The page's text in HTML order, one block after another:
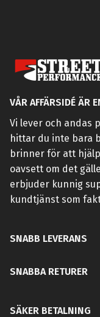
VÅR AFFÄRSIDÉ ÄR
Vi lever och andas
hittar du inte bara
brinner för att
oavsett om det
erbjuder kunnig
kundtjänst som
SNABB LEVERANS
SNABBA RETURER
SÄKER BETALNING